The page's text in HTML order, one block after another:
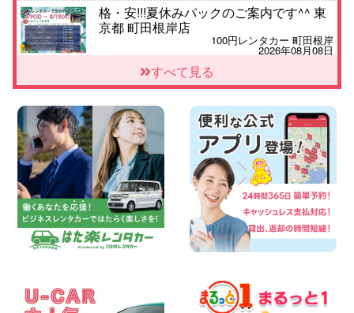
格・安!!!夏休みパックのご案内です^^ 東
京都 町田根岸店
100円レンタカー 町田根岸
2026年08月08日
「お得」お盆限定特別料金!! 兵庫県 神戸
西区枝吉店
2026年08月08日
お盆シーズン空きあり!!100円レンタカー
兵庫駅前店はミニバンも安い!! 兵庫県 兵
庫駅前店
100円レンタカー 兵庫駅前
2026年08月08日
人気の『 軽 トラック 』 ご予約はお早め
に♪ 広島県 ベイシティ宇品店
100円レンタカー ベイシティ宇品
2026年08月08日
100円レンタカー 四日市インター
2026年08月08日
すべて見る